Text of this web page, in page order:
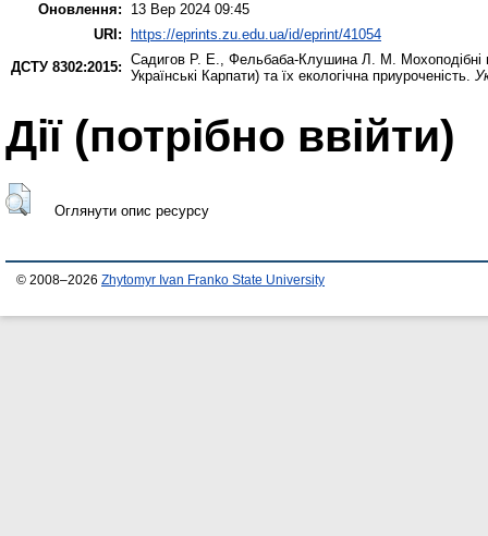
Оновлення:
13 Вер 2024 09:45
URI:
https://eprints.zu.edu.ua/id/eprint/41054
ДСТУ 8302:2015: Садигов Р. Е., Фельбаба-Клушина Л. М.
Українські Карпати) та їх екологічна приуроченість.
Дії ​​(потрібно ввійти)
Оглянути опис ресурсу
© 2008–2026 Zhytomyr Ivan Franko State University